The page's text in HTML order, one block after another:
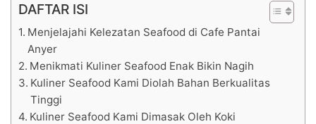
DAFTAR ISI
Menjelajahi Kelezatan Seafood di Cafe Pantai
Anyer
Menikmati Kuliner Seafood Enak Bikin Nagih
Kuliner Seafood Kami Diolah Bahan Berkualitas
Tinggi
Kuliner Seafood Kami Dimasak Oleh Koki